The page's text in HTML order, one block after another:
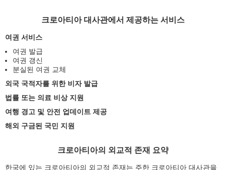
크로아티아 대사관에서 제공하는 서비스
여권 서비스
여권 발급
여권 갱신
분실된 여권 교체
외국 국적자를 위한 비자 발급
법률 또는 의료 비상 지원
여행 경고 및 안전 업데이트 제공
해외 구금된 국민 지원
크로아티아의 외교적 존재 요약
한국에 있는 크로아티아의 외교적 존재는 주한 크로아티아 대사관을